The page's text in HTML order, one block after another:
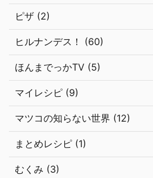
ピザ (2)
ヒルナンデス！ (60)
ほんまでっかTV (5)
マイレシピ (9)
マツコの知らない世界 (12)
まとめレシピ (1)
むくみ (3)